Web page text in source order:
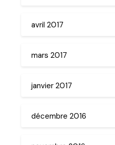
avril 2017
mars 2017
janvier 2017
décembre 2016